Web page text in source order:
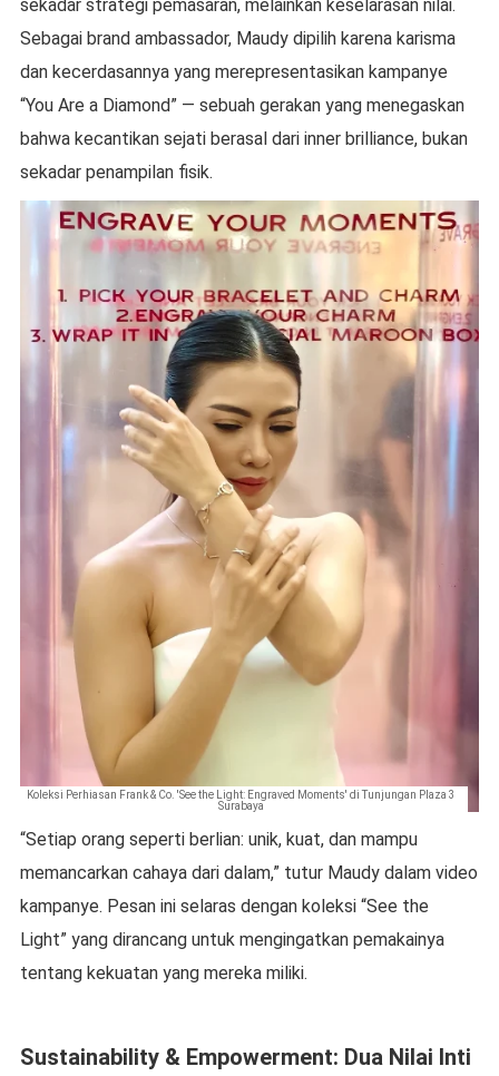
sekadar strategi pemasaran, melainkan keselarasan nilai.
Sebagai brand ambassador, Maudy dipilih karena karisma
dan kecerdasannya yang merepresentasikan kampanye
“You Are a Diamond” — sebuah gerakan yang menegaskan
bahwa kecantikan sejati berasal dari inner brilliance, bukan
sekadar penampilan fisik.
Koleksi Perhiasan Frank & Co. 'See the Light: Engraved Moments' di Tunjungan Plaza 3
Surabaya
“Setiap orang seperti berlian: unik, kuat, dan mampu
memancarkan cahaya dari dalam,” tutur Maudy dalam video
kampanye. Pesan ini selaras dengan koleksi “See the
Light” yang dirancang untuk mengingatkan pemakainya
tentang kekuatan yang mereka miliki.
Sustainability & Empowerment: Dua Nilai Inti